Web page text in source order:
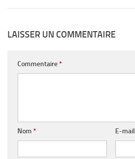
LAISSER UN COMMENTAIRE
Commentaire*
Nom * E-mail